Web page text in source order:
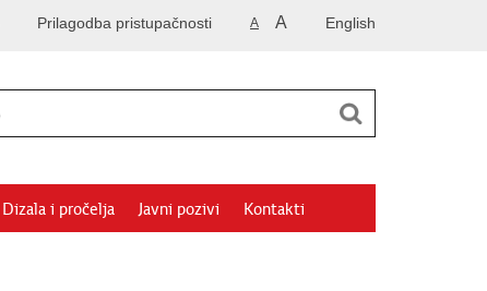
English
A A
Prilagodba pristupačnosti
Dizala i pročelja Javni pozivi Kontakti